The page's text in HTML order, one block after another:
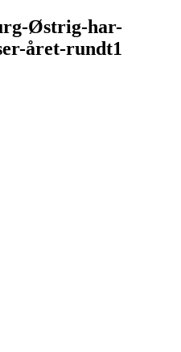
Østrig-har-
året-rundt1